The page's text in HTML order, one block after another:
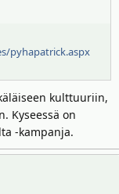
pyhapatrick.aspx
kulttuuriin,
Kyseessä on
-kampanja.